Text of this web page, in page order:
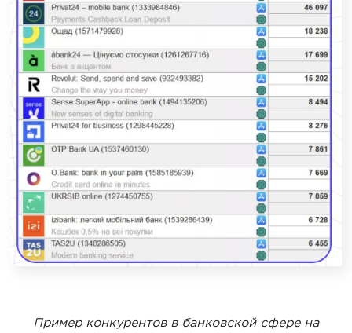
Пример конкурентов в банковской сфере на